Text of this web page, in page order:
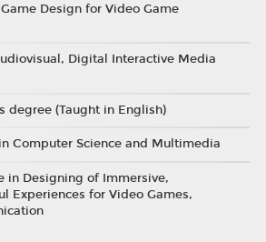
Design for Video Game
Digital Interactive Media
degree (Taught in English)
Computer Science and Multimedia
in Designing of Immersive,
Experiences for Video Games,